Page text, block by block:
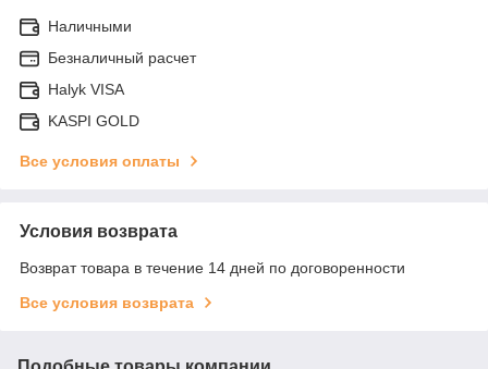
Наличными
Безналичный расчет
Halyk VISA
KASPI GOLD
Все условия оплаты
Условия возврата
Возврат товара в течение 14 дней по договоренности
Все условия возврата